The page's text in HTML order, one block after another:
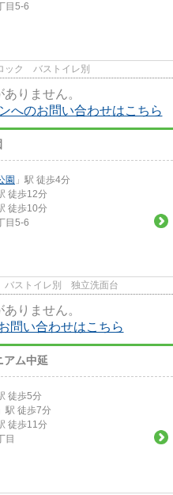
目5-6
ック バストイレ別
りません。
へのお問い合わせはこちら
園 」駅 徒歩4分
徒歩12分
徒歩10分
目5-6
ストイレ別 独立洗面台
りません。
問い合わせはこちら
アム中延
徒歩5分
」駅 徒歩7分
徒歩11分
目